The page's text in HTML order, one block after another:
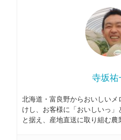
寺坂祐
北海道・富良野からおいしいメ
けし、お客様に「おいしいっ
と据え、産地直送に取り組む農